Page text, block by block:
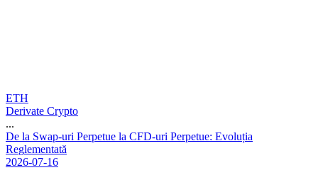
ETH
Derivate Crypto
...
De la Swap-uri Perpetue la CFD-uri Perpetue: Evoluția
Reglementată
2026-07-16